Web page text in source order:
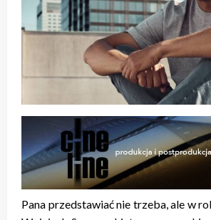
Pana przedstawiać nie trzeba, ale w